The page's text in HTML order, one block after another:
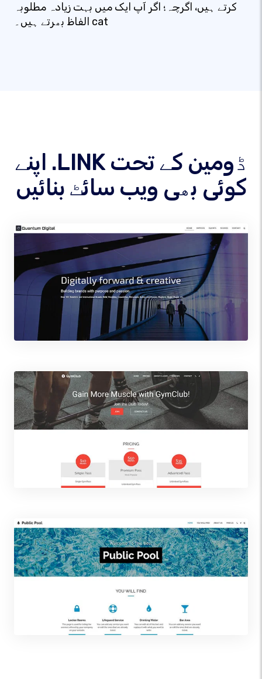
کرتے ہیں، اگرچہ؛ اگر آپ ایک میں بہت زیادہ مطلوبہ
الفاظ بھرتے ہیں۔ cat
اپنے .LINK ڈومین کے تحت
کوئی بھی ویب سائٹ بنائیں